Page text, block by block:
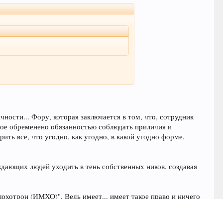
Фору, которая заключается в том, что, сотрудник
обременено обязанностью соблюдать приличия и
все, что угодно, как угодно, в какой угодно форме.
людей уходить в тень собственных ников, создавая
(ИМХО)". Ведь имеет... имеет такое право и ничего